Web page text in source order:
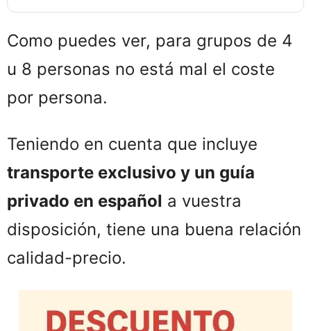
Como puedes ver, para grupos de 4
u 8 personas no está mal el coste
por persona.
Teniendo en cuenta que incluye
transporte exclusivo y un guía
privado en español a vuestra
disposición, tiene una buena relación
calidad-precio.